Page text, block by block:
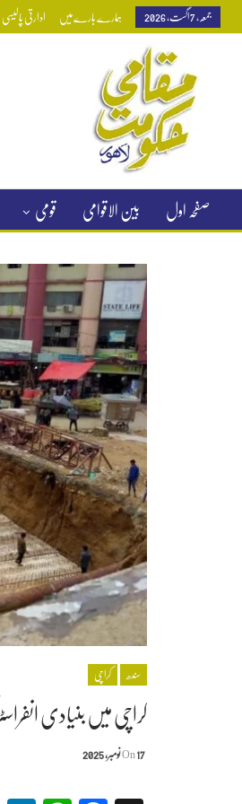
جمعہ, 7 اگست, 2026 ہمارے بارے میں ادارتی پالیسی
صفحہ اول بین الاقوامی قومی
سندھ کراچی
کراچی میں بنیادی
On 17 نومبر, 2025